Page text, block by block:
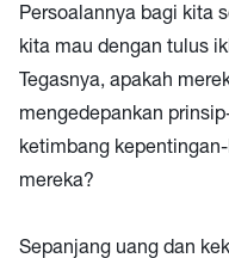
Persoalannya bagi kita
kita mau dengan tulus
Tegasnya, apakah
mengedepankan
ketimbang
mereka?
Sepanjang uang dan